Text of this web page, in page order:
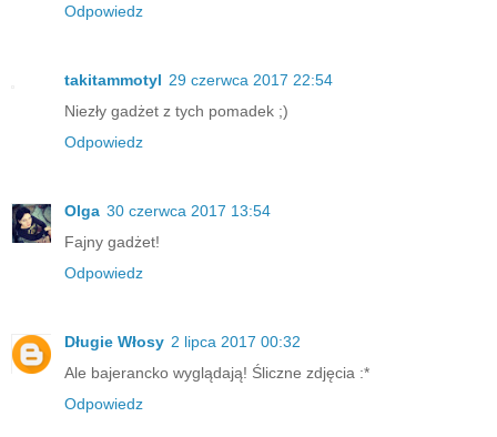
Odpowiedz
takitammotyl 29 czerwca 2017 22:54
Niezły gadżet z tych pomadek ;)
Odpowiedz
Olga 30 czerwca 2017 13:54
Fajny gadżet!
Odpowiedz
Długie Włosy 2 lipca 2017 00:32
Ale bajerancko wyglądają! Śliczne zdjęcia :*
Odpowiedz